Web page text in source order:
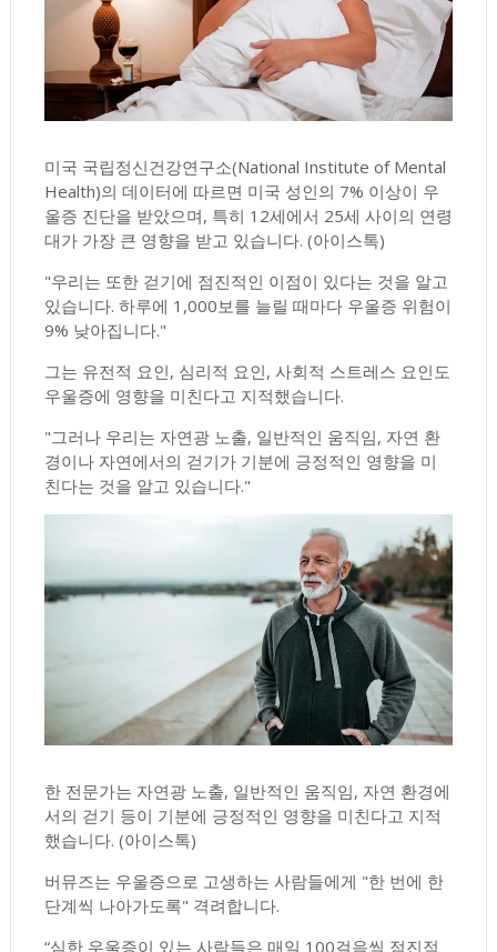
미국 국립정신건강연구소(National Institute of Mental
Health)의 데이터에 따르면 미국 성인의 7% 이상이 우
울증 진단을 받았으며, 특히 12세에서 25세 사이의 연령
대가 가장 큰 영향을 받고 있습니다. (아이스톡)
"우리는 또한 걷기에 점진적인 이점이 있다는 것을 알고
있습니다. 하루에 1,000보를 늘릴 때마다 우울증 위험이
9% 낮아집니다."
그는 유전적 요인, 심리적 요인, 사회적 스트레스 요인도
우울증에 영향을 미친다고 지적했습니다.
"그러나 우리는 자연광 노출, 일반적인 움직임, 자연 환
경이나 자연에서의 걷기가 기분에 긍정적인 영향을 미
친다는 것을 알고 있습니다."
한 전문가는 자연광 노출, 일반적인 움직임, 자연 환경에
서의 걷기 등이 기분에 긍정적인 영향을 미친다고 지적
했습니다. (아이스톡)
버뮤즈는 우울증으로 고생하는 사람들에게 "한 번에 한
단계씩 나아가도록" 격려합니다.
“심한 우울증이 있는 사람들은 매일 100걸음씩 점진적